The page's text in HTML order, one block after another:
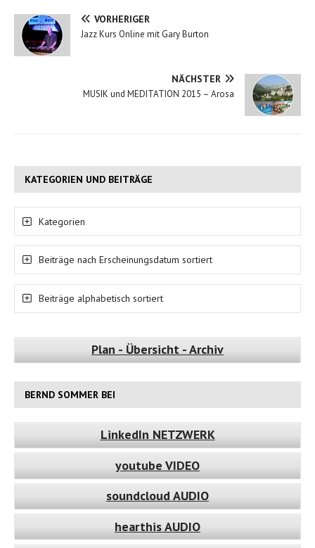
VORHERIGER
Jazz Kurs Online mit Gary Burton
NÄCHSTER
MUSIK und MEDITATION 2015 – Arosa
KATEGORIEN UND BEITRÄGE
Kategorien
Beiträge nach Erscheinungsdatum sortiert
Beiträge alphabetisch sortiert
Plan - Übersicht - Archiv
BERND SOMMER BEI
LinkedIn NETZWERK
youtube VIDEO
soundcloud AUDIO
hearthis AUDIO